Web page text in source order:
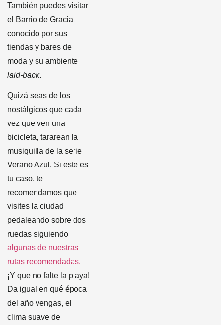
También puedes visitar
el Barrio de Gracia,
conocido por sus
tiendas y bares de
moda y su ambiente
laid-back.
Quizá seas de los
nostálgicos que cada
vez que ven una
bicicleta, tararean la
musiquilla de la serie
Verano Azul. Si este es
tu caso, te
recomendamos que
visites la ciudad
pedaleando sobre dos
ruedas siguiendo
algunas de nuestras
rutas recomendadas.
¡Y que no falte la playa!
Da igual en qué época
del año vengas, el
clima suave de